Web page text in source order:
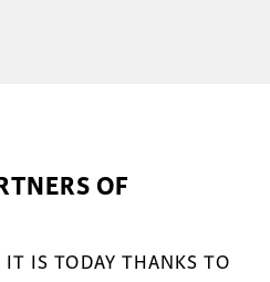
OF
IT IS TODAY THANKS TO